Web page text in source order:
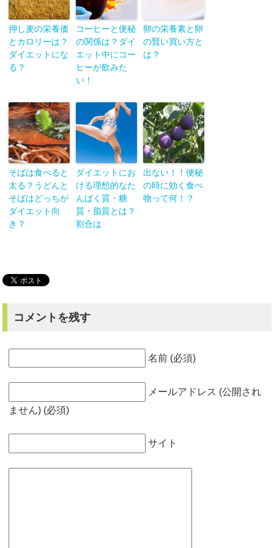
押し麦の栄養価
とカロリーは？
ダイエットにな
る？
コーヒーと便秘
の関係は？ダイ
エット中にコー
ヒーが飲みた
い！
卵の栄養素と卵
の賢い買い方と
は？
そばは食べると
太る？うどんと
そばはどっちが
ダイエット向
き？
ダイエットにお
ける理想的なた
んぱく質・糖
質・脂質とは？
割合は
出ない！！便秘
の時に効く食べ
物って何！？
コメントを残す
名前 (必須)
メールアドレス (公開され
ません) (必須)
サイト